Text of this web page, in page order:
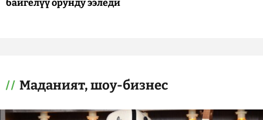
байгелүү орунду ээледи
Маданият, шоу-бизнес